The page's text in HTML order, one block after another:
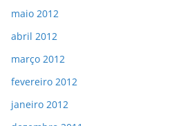
maio 2012
abril 2012
março 2012
fevereiro 2012
janeiro 2012